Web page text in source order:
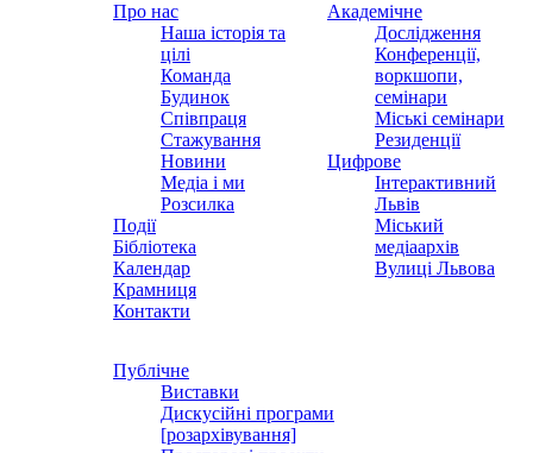
Про нас
Наша історія та
цілі
Команда
Будинок
Співпраця
Стажування
Новини
Медіа і ми
Розсилка
Події
Бібліотека
Календар
Крамниця
Контакти
Академічне
Дослідження
Конференції,
воркшопи,
семінари
Міські семінари
Резиденції
Цифрове
Інтерактивний
Львів
Міський
медіаархів
Вулиці Львова
Публічне
Виставки
Дискусійні програми
[розархівування]